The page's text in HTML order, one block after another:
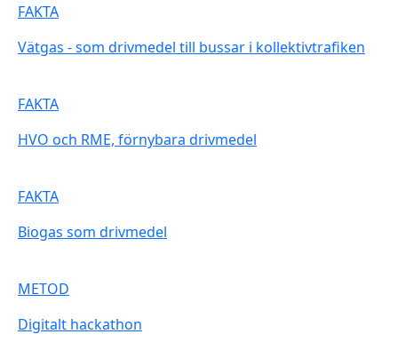
FAKTA
Vätgas - som drivmedel till bussar i kollektivtrafiken
FAKTA
HVO och RME, förnybara drivmedel
FAKTA
Biogas som drivmedel
METOD
Digitalt hackathon